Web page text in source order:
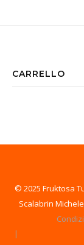
CARRELLO
© 2025 Fruktosa
Scalabrin